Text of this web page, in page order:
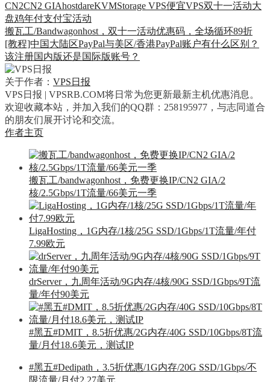
CN2CN2 GIAhostdareKVMStorage VPS便宜VPS双十一活动大
盘鸡年付支付宝活动
搬瓦工/Bandwagonhost，双十一活动优惠码，全场循环89折
[教程]中国大陆区PayPal与美区/香港PayPal账户有什么区别？
该注册国内版还是国际版账号？
关于作者： VPS日报
VPS日报 | VPSRB.COM将日常为您更新最新主机优惠消息。
欢迎收藏本站，并加入我们的QQ群：258195977，与志同道合
的朋友们展开讨论和交流。
作者主页
搬瓦工/bandwagonhost，免费更换IP/CN2 GIA/2
核/2.5Gbps/1T流量/66美元一季
LigaHosting，1G内存/1核/25G SSD/1Gbps/1T流量/年付
7.99欧元
drServer，九周年活动/9G内存/4核/90G SSD/1Gbps/9T流
量/年付90美元
#黑五#DMIT，8.5折优惠/2G内存/40G SSD/10Gbps/8T流
量/月付18.6美元，测试IP
#黑五#Dedipath，3.5折优惠/1G内存/20G SSD/1Gbps/不